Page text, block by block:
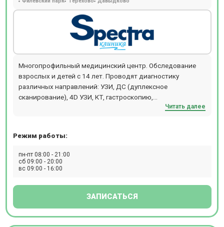
Многопрофильный медицинский центр. Обследование
взрослых и детей с 14 лет. Проводят диагностику
различных направлений: УЗИ, ДС (дуплексное
сканирование), 4D УЗИ, КТ, гастроскопию,
спирометрию, гистероскопию, колоноскопию, ЭФГДС,
томография выполняется на томографе GE Brivo CT385.
Обследование можно пройти с контрастированием и без
Читать далее
Режим работы:
пн-пт 08:00 - 21:00
сб 09:00 - 20:00
вс 09:00 - 16:00
ЗАПИСАТЬСЯ